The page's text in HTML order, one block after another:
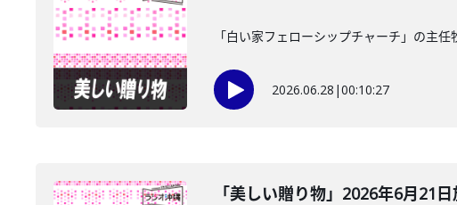
「白い家フェローシップチャーチ」の主
2026.06.28 |00:10:27
「美しい贈り物」2026年6月21